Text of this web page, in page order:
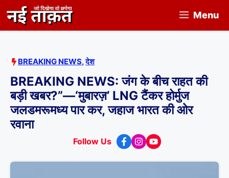
to
content
Menu
BREAKING NEWS,देश
BREAKING NEWS: जंग के बीच राहत की
बड़ी खबर?”—‘मुबारज़’ LNG टैंकर होर्मुज
जलडमरूमध्य पार कर, जहाज भारत की ओर
रवाना
Follow Us